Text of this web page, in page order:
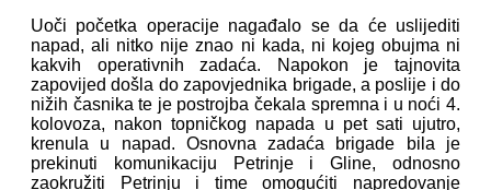
Uoči početka operacije nagađalo se da će uslijediti
napad, ali nitko nije znao ni kada, ni kojeg obujma ni
kakvih operativnih zadaća. Napokon je tajnovita
zapovijed došla do zapovjednika brigade, a poslije i do
nižih časnika te je postrojba čekala spremna i u noći 4.
kolovoza, nakon topničkog napada u pet sati ujutro,
krenula u napad. Osnovna zadaća brigade bila je
prekinuti komunikaciju Petrinje i Gline, odnosno
zaokružiti Petrinju i time omogućiti napredovanje